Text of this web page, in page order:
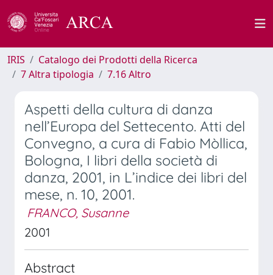
IRIS
Catalogo dei Prodotti della Ricerca
7 Altra tipologia
7.16 Altro
Aspetti della cultura di danza
nell’Europa del Settecento. Atti del
Convegno, a cura di Fabio Mòllica,
Bologna, I libri della società di
danza, 2001, in L’indice dei libri del
mese, n. 10, 2001.
FRANCO, Susanne
2001
Abstract